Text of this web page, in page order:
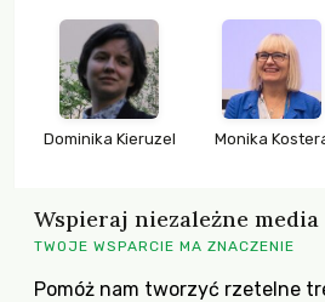
Dominika Kieruzel Monika
Wspieraj niezależne media
TWOJE WSPARCIE MA ZNACZENIE
Pomóż nam tworzyć rzetelne